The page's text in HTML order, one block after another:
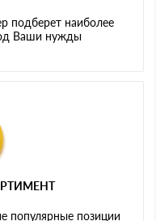
подберет наиболее
Ваши нужды
популярные позиции